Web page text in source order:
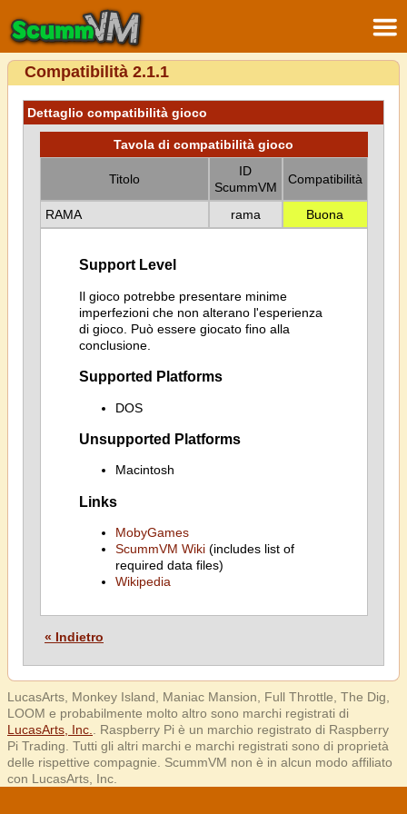
Compatibilità 2.1.1
Dettaglio compatibilità gioco
Tavola di compatibilità gioco
Titolo
ID
ScummVM
Compatibilità
RAMA rama Buona
Support Level
Il gioco potrebbe presentare minime
imperfezioni che non alterano l'esperienza
di gioco. Può essere giocato fino alla
conclusione.
Supported Platforms
DOS
Unsupported Platforms
Macintosh
Links
MobyGames
ScummVM Wiki(includes list of
required data files)
Wikipedia
« Indietro
LucasArts, Monkey Island, Maniac Mansion, Full Throttle, The Dig,
LOOM e probabilmente molto altro sono marchi registrati di
LucasArts, Inc.
. Raspberry Pi è un marchio registrato di Raspberry
Pi Trading. Tutti gli altri marchi e marchi registrati sono di proprietà
delle rispettive compagnie. ScummVM non è in alcun modo affiliato
con LucasArts, Inc.